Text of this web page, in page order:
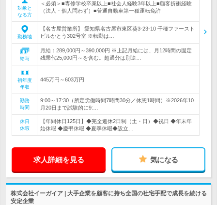
対象と
なる方
＜必須＞■専修学校卒業以上■社会人経験3年以上■顧客折衝経験
（法人・個人問わず）■普通自動車第一種運転免許
勤務地
【名古屋営業所】 愛知県名古屋市東区葵3-23-10 千種ファースト
ビルかとう302号室 ※転勤は…
給与
月給：289,000円～390,000円 ※上記月給には、月12時間の固定
残業代25,000円～を含む。超過分は別途…
初年度
年収
445万円～603万円
勤務
時間
9:00～17:30（所定労働時間7時間30分／休憩1時間）※2026年10
月20日まで試験的に9:…
休日
休暇
【年間休日125日】◆完全週休2日制（土・日）◆祝日 ◆年末年
始休暇 ◆慶弔休暇 ◆夏季休暇◆設立…
求人詳細を見る 気になる
株式会社イーガイア | 大手企業を顧客に持ち全国の社宅手配で成長を続ける
安定企業